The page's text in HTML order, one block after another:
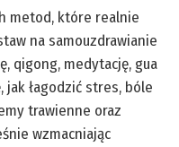
metod, które realnie
na samouzdrawianie
qigong, medytację, gua
jak łagodzić stres, bóle
trawienne oraz
wzmacniając